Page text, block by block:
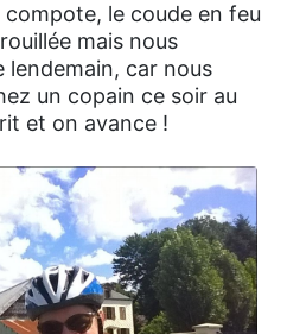
le coude en feu
mais nous
lendemain, car nous
un copain ce soir au
et on avance !